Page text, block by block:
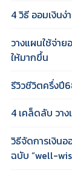
4 วิธี ออมเงิน
วางแผนใช้จ่า
ให้มากขึ้น
รีวิวชีวิตครึ่งปี
4 เคล็ดลับ วาง
วิธีจัดการเงิน
ฉบับ “well-